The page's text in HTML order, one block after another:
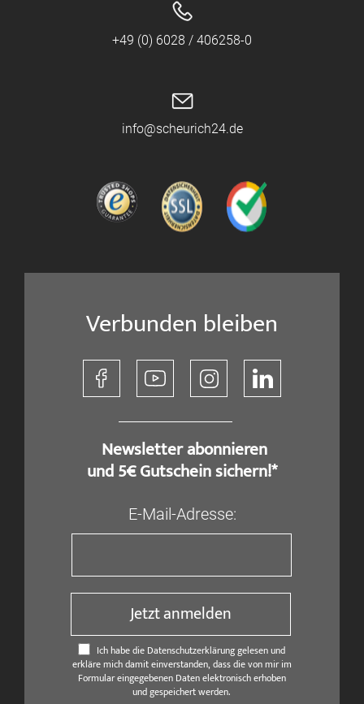
+49 (0) 6028 / 406258-0
info@scheurich24.de
Verbunden bleiben
​ Newsletter abonnieren
und 5€ Gutschein sichern!*
E-Mail-Adresse:
Jetzt anmelden
Ich habe die Datenschutzerklärung gelesen und
erkläre mich damit einverstanden, dass die von mir im
Formular eingegebenen Daten elektronisch erhoben
und gespeichert werden.